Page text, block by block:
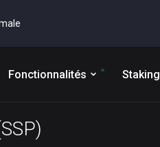
Fonctionnalités Staking